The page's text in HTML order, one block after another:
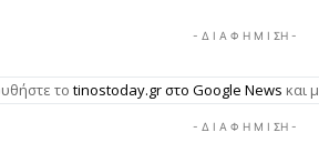
- Δ Ι Α Φ Η Μ Ι ΣΗ -
το tinostoday.gr στο Google News και
- Δ Ι Α Φ Η Μ Ι ΣΗ -